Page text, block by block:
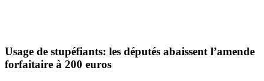
Usage de stupéfiants: les députés abaissent l’amende
forfaitaire à 200 euros